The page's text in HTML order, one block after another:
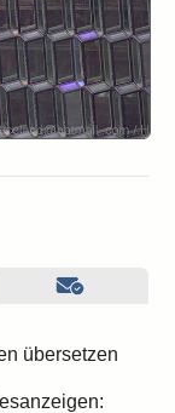
übersetzen